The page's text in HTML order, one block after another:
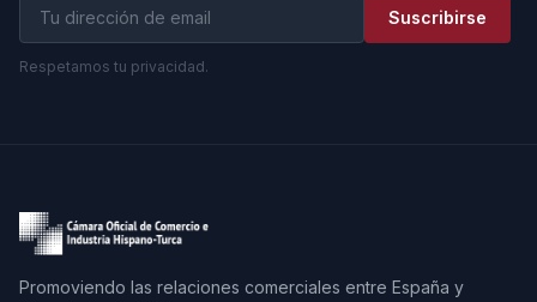
Suscribirse
Respetamos tu privacidad.
Promoviendo las relaciones comerciales entre España y